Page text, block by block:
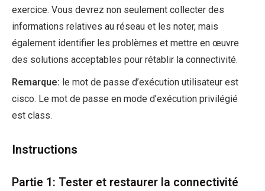
exercice. Vous devrez non seulement collecter des
informations relatives au réseau et les noter, mais
également identifier les problèmes et mettre en œuvre
des solutions acceptables pour rétablir la connectivité.
Remarque: le mot de passe d’exécution utilisateur est
cisco. Le mot de passe en mode d’exécution privilégié
est class.
Instructions
Partie 1: Tester et restaurer la connectivité